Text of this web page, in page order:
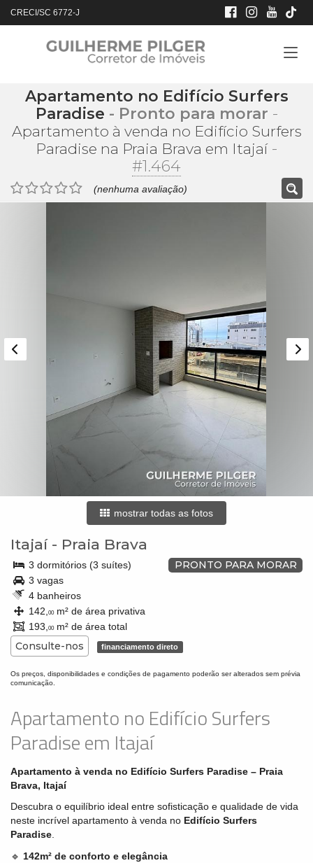
CRECI/SC 6772-J
Apartamento no Edifício Surfers
Paradise - Pronto para morar -
Apartamento à venda no Edifício Surfers
Paradise na Praia Brava em Itajaí-
#1.464
(nenhuma avaliação)
mostrar todas as fotos
Itajaí- Praia Brava
PRONTO PARA MORAR
3 dormitórios (3 suítes)
3 vagas
4 banheiros
142, 00m² de área privativa
193, 00m² de área total
Consulte-nos financiamento direto
Os preços, disponibilidades e condições de pagamento poderão ser alterados sem prévia
comunicação.
Apartamento no Edifício Surfers
Paradise em Itajaí
Apartamento à venda no Edifício Surfers Paradise – Praia
Brava, Itajaí
Descubra o equilíbrio ideal entre sofisticação e qualidade de vida
neste incrível apartamento à venda no Edifício Surfers
Paradise
🔹 142m² de conforto e elegância